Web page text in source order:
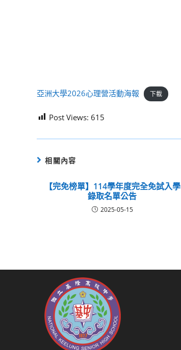
亞洲大學2026心理營活動海報 下載
Post Views: 615
相關內容
【完免榜單】114學年度完全免試入學
錄取名單公告
2025-05-15